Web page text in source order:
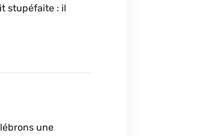
stupéfaite : il
une